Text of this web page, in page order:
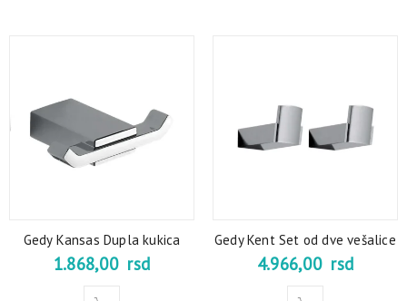
Gedy Kansas Dupla kukica
1.868,00 rsd
Gedy Kent Set od dve vešalice
4.966,00 rsd